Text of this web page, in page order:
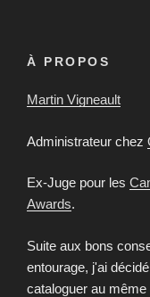
À PROPOS
Martin Vigneault
Administrateur chez
Ex-Juge pour les
Awards.
Suite aux bons
entourage, j'ai
cataloguer au